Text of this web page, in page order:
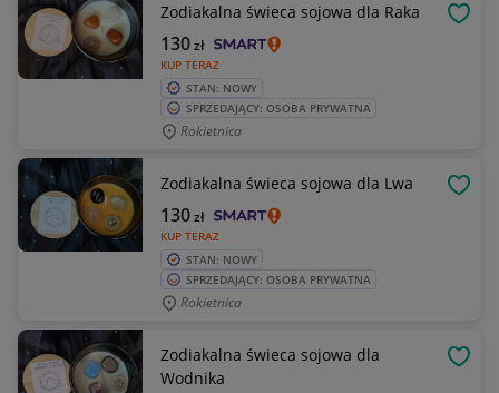
Zodiakalna świeca sojowa dla Raka
KUP TERAZ
130zł
STAN: NOWY
SPRZEDAJĄCY: OSOBA PRYWATNA
Rokietnica
Zodiakalna świeca sojowa dla Lwa
KUP TERAZ
130zł
STAN: NOWY
SPRZEDAJĄCY: OSOBA PRYWATNA
Rokietnica
Zodiakalna świeca sojowa dla
Wodnika